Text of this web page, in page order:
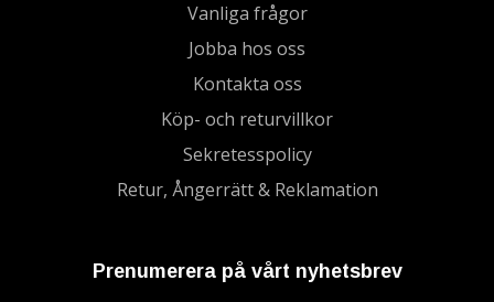
Vanliga frågor
Jobba hos oss
Kontakta oss
Köp- och returvillkor
Sekretesspolicy
Retur, Ångerrätt & Reklamation
Prenumerera på vårt nyhetsbrev